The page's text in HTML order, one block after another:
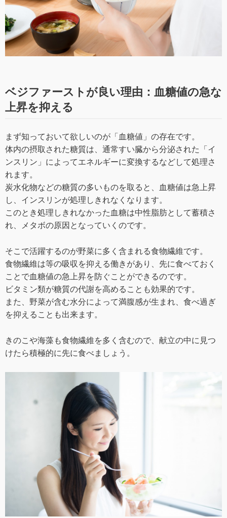
ベジファーストが良い理由：血糖値の急な
上昇を抑える
まず知っておいて欲しいのが「血糖値」の存在です。
体内の摂取された糖質は、通常すい臓から分泌された「イ
ンスリン」によってエネルギーに変換するなどして処理さ
れます。
炭水化物などの糖質の多いものを取ると、血糖値は急上昇
し、インスリンが処理しきれなくなります。
このとき処理しきれなかった血糖は中性脂肪として蓄積さ
れ、メタボの原因となっていくのです。
そこで活躍するのが野菜に多く含まれる食物繊維です。
食物繊維は等の吸収を抑える働きがあり、先に食べておく
ことで血糖値の急上昇を防ぐことができるのです。
ビタミン類が糖質の代謝を高めることも効果的です。
また、野菜が含む水分によって満腹感が生まれ、食べ過ぎ
を抑えることも出来ます。
きのこや海藻も食物繊維を多く含むので、献立の中に見つ
けたら積極的に先に食べましょう。